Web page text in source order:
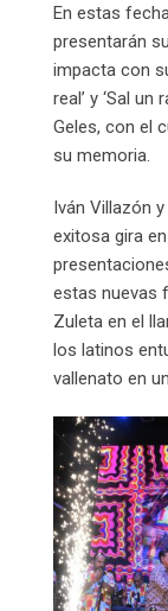
En estas
presentarán
impacta con
real’ y ‘Sal
Geles, con el
su memoria.
Iván Villazón
exitosa gira
estas nuevas
Zuleta en el
los latinos
vallenato en